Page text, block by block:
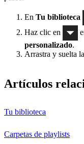
En Tu biblioteca
Haz clic en
personalizado.
Arrastra y suelta
Artículos
Tu biblioteca
Carpetas de playlists